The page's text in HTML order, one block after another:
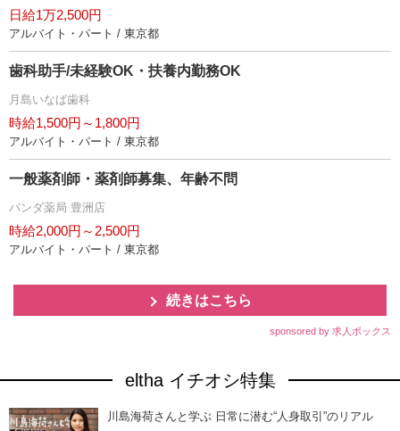
日給1万2,500円
アルバイト・パート / 東京都
歯科助手/未経験OK・扶養内勤務OK
月島いなば歯科
時給1,500円～1,800円
アルバイト・パート / 東京都
一般薬剤師・薬剤師募集、年齢不問
パンダ薬局 豊洲店
時給2,000円～2,500円
アルバイト・パート / 東京都
続きはこちら
sponsored by 求人ボックス
eltha イチオシ特集
川島海荷さんと学ぶ 日常に潜む“人身取引”のリアル